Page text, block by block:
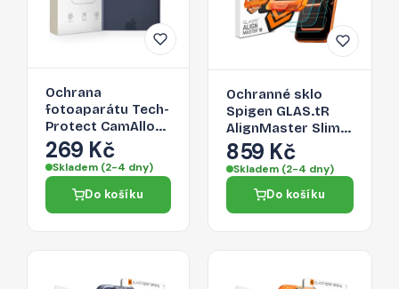
Ochrana
fotoaparátu Tech-
Protect CamAlloy
Fit+ pro iPhone 17
Pro – Deep Blue
269 Kč
Skladem (2-4 dny)
Do košíku
Ochranné sklo
Spigen GLAS.tR
AlignMaster Slim
3-Pack pro iPhone
17 Pro -
transparentní
859 Kč
Skladem (2-4 dny)
Do košíku